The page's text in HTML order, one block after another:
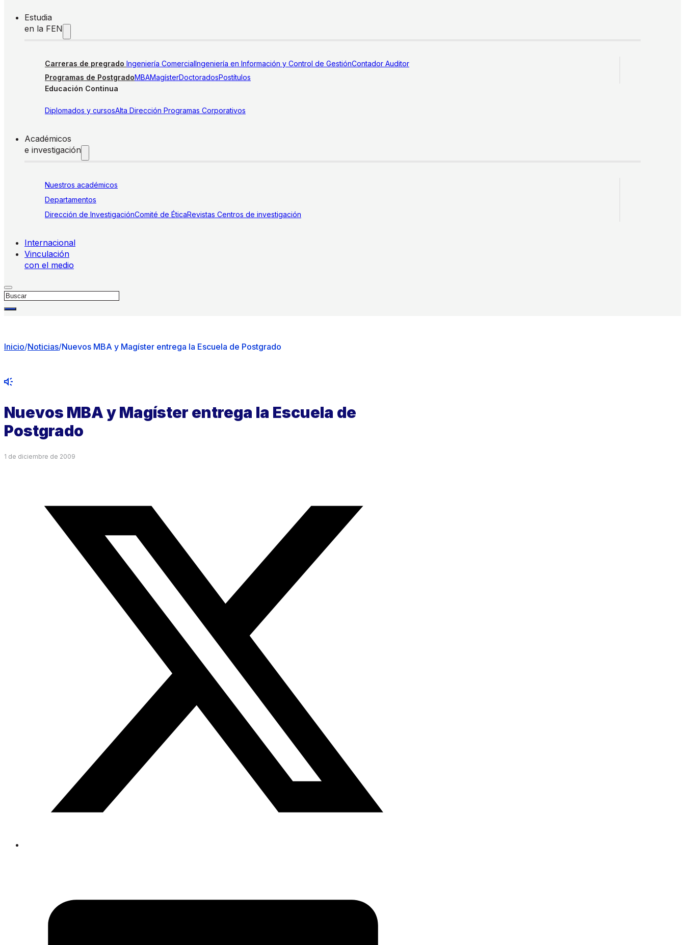
Estudia
en la FEN
Carreras de pregrado Ingeniería ComercialIngeniería en Información y Control de GestiónContador Auditor
Programas de PostgradoMBAMagísterDoctoradosPostítulos
Educación Continua
Diplomados y cursosAlta Dirección Programas Corporativos
Académicos
e investigación
Nuestros académicos
Departamentos
Dirección de InvestigaciónComité de ÉticaRevistas Centros de investigación
Internacional
Vinculación
con el medio
Buscar
Inicio/Noticias/Nuevos MBA y Magíster entrega la Escuela de Postgrado
Nuevos MBA y Magíster entrega la Escuela de
Postgrado
1 de diciembre de 2009